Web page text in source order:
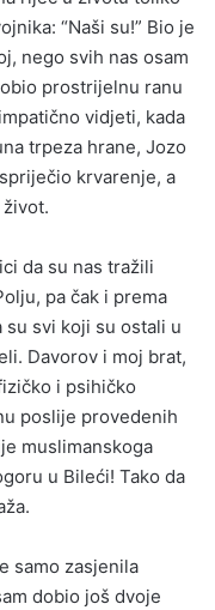
“Naši su!” Bio je
nego svih nas osam
prostrijelnu ranu
vidjeti, kada
trpeza hrane, Jozo
krvarenje, a
da su nas tražili
pa čak i prema
svi koji su ostali u
Davorov i moj brat,
i psihičko
poslije provedenih
muslimanskoga
u Bileći! Tako da
samo zasjenila
dobio još dvoje